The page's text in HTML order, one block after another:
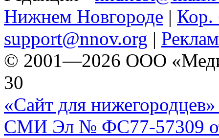
Нижнем Новгороде | Кор.
support@nnov.org |
© 2001—2026 ООО
30
«Сайт для нижегородцев»
СМИ Эл № ФС77-57309